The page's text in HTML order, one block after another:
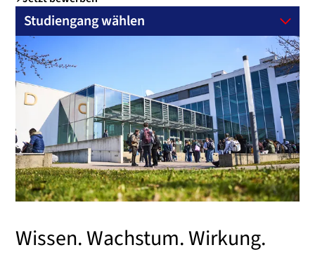
Studiengang wählen
Wissen. Wachstum. Wirkung.